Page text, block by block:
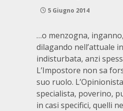
5 Giugno 2014
…o menzogna,
dilagando nell’attuale
indisturbata, anzi
L’Impostore non sa
suo ruolo.
specialista, poverino,
in casi specifici, quelli